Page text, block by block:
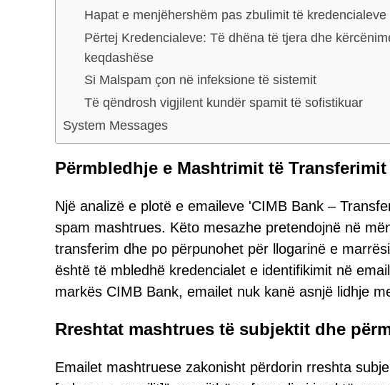
Hapat e menjëhershëm pas zbulimit të kredencialeve
Përtej Kredencialeve: Të dhëna të tjera dhe
keqdashëse
Si Malspam çon në infeksione të sistemit
Të qëndrosh vigjilent kundër spamit të sofistikuar
System Messages
Përmbledhje e Mashtrimit të Transferimit
Një analizë e plotë e emaileve 'CIMB Bank –
spam mashtrues. Këto mesazhe pretendojnë në
transferim dhe po përpunohet për llogarinë e
është të mbledhë kredencialet e identifikimit në
markës CIMB Bank, emailet nuk kanë asnjë lidhje
Rreshtat mashtrues të subjektit dhe
Emailet mashtruese zakonisht përdorin rreshta